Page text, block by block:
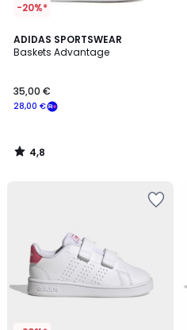
-20%*
ADIDAS SPORTSWEAR
Baskets Advantage
28,00 €
35,00 €
4,8
/ 5
4,8
/